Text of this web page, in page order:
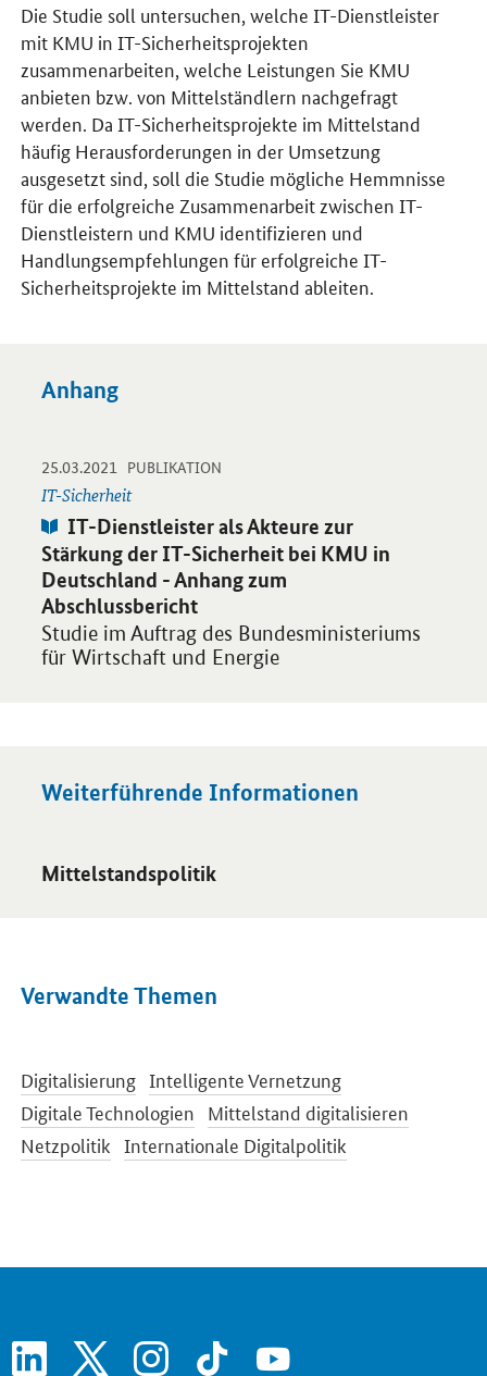
Die Studie soll untersuchen, welche IT-Dienstleister
mit KMU in IT-Sicherheitsprojekten
zusammenarbeiten, welche Leistungen Sie KMU
anbieten bzw. von Mittelständlern nachgefragt
werden. Da IT-Sicherheitsprojekte im Mittelstand
häufig Herausforderungen in der Umsetzung
ausgesetzt sind, soll die Studie mögliche Hemmnisse
für die erfolgreiche Zusammenarbeit zwischen IT-
Dienstleistern und KMU identifizieren und
Handlungsempfehlungen für erfolgreiche IT-
Sicherheitsprojekte im Mittelstand ableiten.
Anhang
25.03.2021 -
PUBLIKATION
IT-Sicherheit
Publikation:
IT-Dienstleister als Akteure zur
Stärkung der IT-Sicherheit bei KMU in
Deutschland - Anhang zum
Abschlussbericht
Studie im Auftrag des Bundesministeriums
für Wirtschaft und Energie
Öffnet PDF "IT-Dienstleister als Akteure zur Stärkung der IT-
Weiterführende Informationen
Mittelstandspolitik
Öffnet Einzelsicht
Verwandte Themen
Digitalisierung Intelligente Vernetzung
Digitale Technologien Mittelstand digitalisieren
Netzpolitik Internationale Digitalpolitik
linkedin instagram tiktok youtube